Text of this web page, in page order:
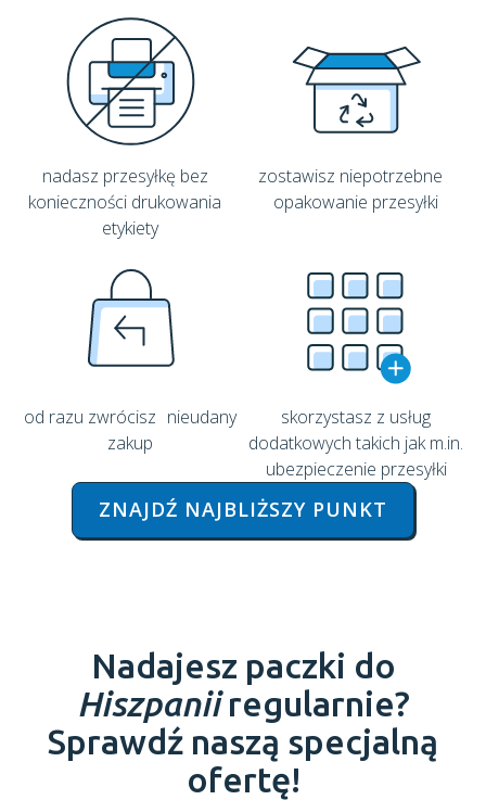
nadasz przesyłkę bez
konieczności drukowania
etykiety
zostawisz niepotrzebne
opakowanie przesyłki
od razu zwrócisz nieudany
zakup
skorzystasz z usług
dodatkowych takich jak m.in.
ubezpieczenie przesyłki
ZNAJDŹ NAJBLIŻSZY PUNKT
Nadajesz paczki do
Hiszpaniiregularnie?
Sprawdź naszą specjalną
ofertę!